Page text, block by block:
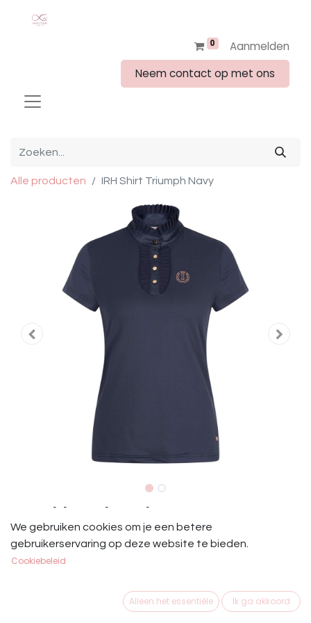
0
Aanmelden
Neem contact op met ons
Alle producten IRH Shirt Triumph Navy
IRH Shirt Triumph Navy
Jersey top
- Kapmouwtjes
- Plooidetail in kraag en naast knoopsluiting
We gebruiken cookies om je een betere
gebruikerservaring op deze website te bieden.
Cookiebeleid
Alleen het essentiële Ik ga akkoord